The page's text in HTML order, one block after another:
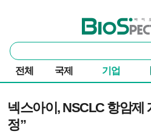
바이오스펙테이터
통
합
검
색
전체 국제 기업
넥스아이, NSCLC 항암제
정”